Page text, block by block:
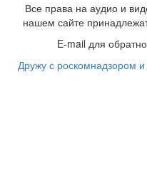
Все права на аудио и
нашем сайте
E-mail для
Дружу с роскомнадзором